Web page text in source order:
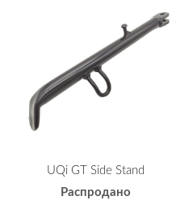
UQi GT Side Stand
Распродано